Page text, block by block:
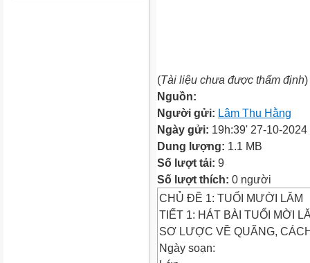
(Tài liệu chưa được thẩm định)
Nguồn:
Người gửi: Lâm Thu Hằng
Ngày gửi: 19h:39' 27-10-2024
Dung lượng: 1.1 MB
Số lượt tải: 9
Số lượt thích: 0 người
CHỦ ĐỀ 1: TUỔI MƯỜI LĂM
TIẾT 1: HÁT BÀI TUỔI MỜI
SƠ LƯỢC VỀ QUÃNG,
Ngày soạn: